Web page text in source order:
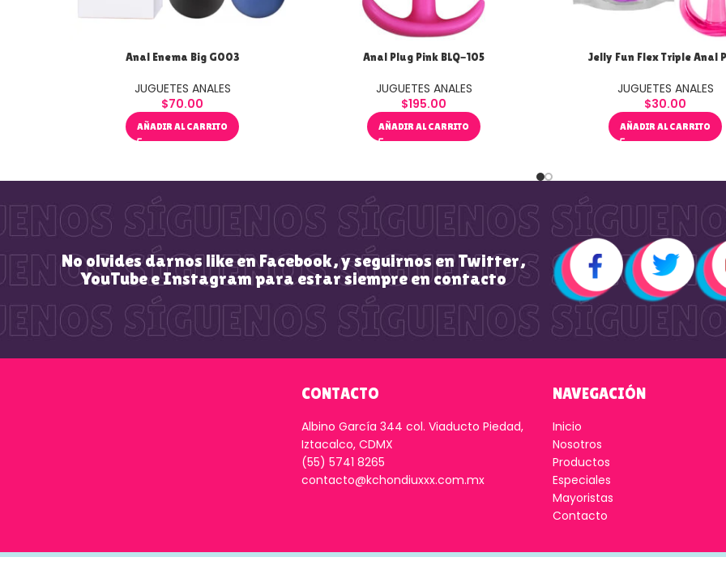
Anal Enema Big G003
JUGUETES ANALES
$70.00
AÑADIR AL CARRITO
Anal Plug Pink BLQ-105
JUGUETES ANALES
$195.00
AÑADIR AL CARRITO
Jelly Fun Flex Triple Anal
JUGUETES ANALES
$30.00
AÑADIR AL CARRITO
No olvides darnos like en Facebook, y seguirnos en Twitter,
YouTube e Instagram para estar siempre en contacto
CONTACTO
Albino García 344 col. Viaducto Piedad,
Iztacalco, CDMX
(55) 5741 8265
contacto@kchondiuxxx.com.mx
NAVEGACIÓN
Inicio
Nosotros
Productos
Especiales
Mayoristas
Contacto